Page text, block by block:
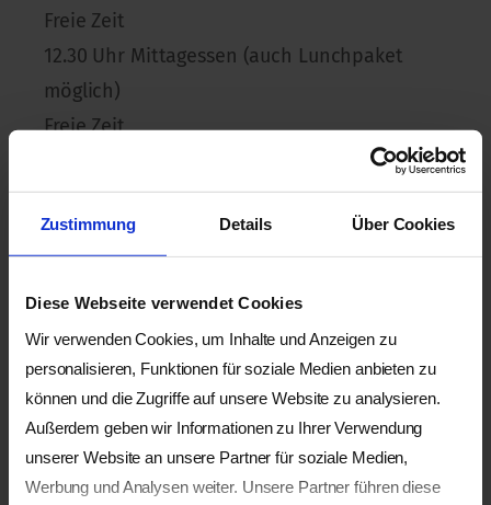
Zustimmung Details Über Cookies
Diese Webseite verwendet Cookies
Wir verwenden Cookies, um Inhalte und Anzeigen zu
personalisieren, Funktionen für soziale Medien anbieten zu
können und die Zugriffe auf unsere Website zu analysieren.
Außerdem geben wir Informationen zu Ihrer Verwendung
unserer Website an unsere Partner für soziale Medien,
Werbung und Analysen weiter. Unsere Partner führen diese
Freie Zeit
12.30 Uhr Mittagessen (auch Lunchpaket
möglich)
Freie Zeit
20 – 21 Uhr Yin Yoga, Meditation und
Reflexion
Donnerstag Integration für den Alltag
08.00 Uhr Frühstück
09.30 Uhr – 10.30 Uhr sanftes Yoga und Yin
Yoga
anschliessend gemeinsamer Abschluss